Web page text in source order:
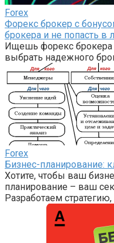
Forex
Форекс брокер с
брокера и не попасть в
Ищешь форекс брокера
выбрать надежного
Forex
Бизнес-планирование:
Хотите, чтобы ваш
планирование – ваш
Разработаем